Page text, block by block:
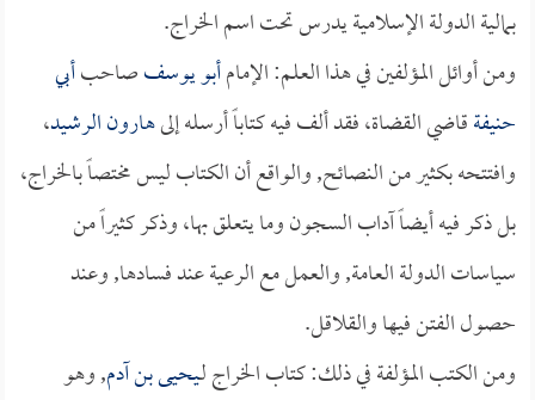
بمالية الدولة الإسلامية يدرس تحت اسم الخراج.
ومن أوائل المؤلفين في هذا العلم: الإمامأبو يوسفصاحبأبي
حنيفةقاضي القضاة، فقد ألف فيه كتاباً أرسله إلىهارون الرشيد،
وافتتحه بكثير من النصائح, والواقع أن الكتاب ليس مختصاً بالخراج،
بل ذكر فيه أيضاً آداب السجون وما يتعلق بها، وذكر كثيراً من
سياسات الدولة العامة, والعمل مع الرعية عند فسادها, وعند
حصول الفتن فيها والقلاقل.
ومن الكتب المؤلفة في ذلك: كتاب الخراج لـيحيى بن آدم, وهو